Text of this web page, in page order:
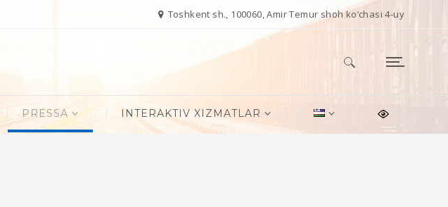
Toshkent sh., 100060, Amir Temur shoh ko‘chasi 4-uy
Qidirshish:
PRESSA INTERAKTIV XIZMATLAR